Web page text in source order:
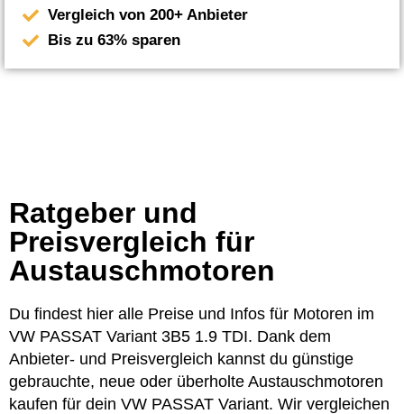
Vergleich von 200+ Anbieter
Bis zu 63% sparen
Ratgeber und
Preisvergleich für
Austauschmotoren
Du findest hier alle Preise und Infos für Motoren im
VW PASSAT Variant 3B5 1.9 TDI. Dank dem
Anbieter- und Preisvergleich kannst du günstige
gebrauchte, neue oder überholte Austauschmotoren
kaufen für dein VW PASSAT Variant. Wir vergleichen